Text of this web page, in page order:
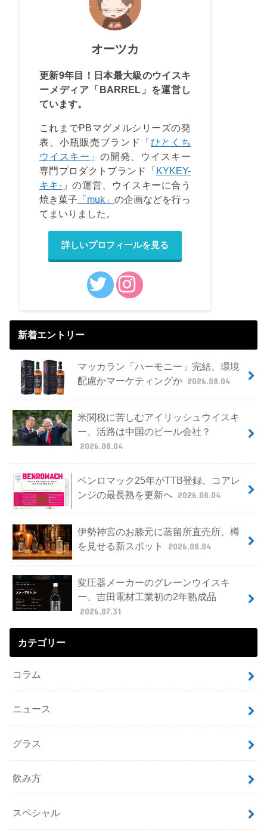
オーツカ
更新9年目！日本最大級のウイスキ
ーメディア「BARREL」を運営し
ています。
これまでPBマグメルシリーズの発
表、小瓶販売ブランド「 ひとくち
ウイスキー 」の開発、ウイスキー
専門プロダクトブランド「 KYKEY-
キキ- 」の運営、ウイスキーに合う
焼き菓子 「muk」 の企画などを行っ
てまいりました。
詳しいプロフィールを見る
新着エントリー
マッカラン「ハーモニー」完結、環境
配慮かマーケティングか 2026.08.04
米関税に苦しむアイリッシュウイスキ
ー、活路は中国のビール会社？
2026.08.04
ベンロマック25年がTTB登録、コアレ
ンジの最長熟を更新へ 2026.08.04
伊勢神宮のお膝元に蒸留所直売所、樽
を見せる新スポット
2026.08.04
変圧器メーカーのグレーンウイスキ
ー、吉田電材工業初の2年熟成品
2026.07.31
カテゴリー
コラム
ニュース
グラス
飲み方
スペシャル